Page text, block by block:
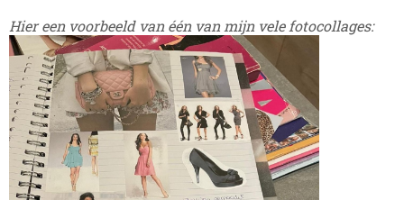
Hier een voorbeeld van één van mijn vele fotocollages: